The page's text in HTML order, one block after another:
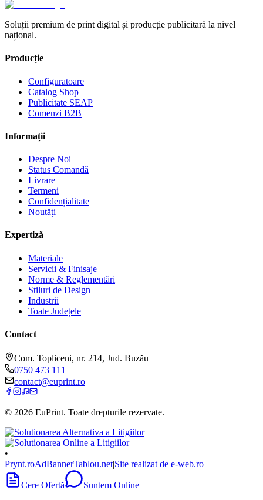
Soluții premium de print digital și producție publicitară la nivel
național.
Producție
Configuratoare
Catalog Shop
Publicitate SEAP
Comenzi B2B
Informații
Despre Noi
Status Comandă
Livrare
Termeni
Confidențialitate
Noutăți
Expertiză
Materiale
Servicii & Finisaje
Norme & Reglementări
Stiluri de Design
Industrii
Toate Județele
Contact
Com. Topliceni, nr. 214, Jud. Buzău
0750 473 111
contact@euprint.ro
© 2026 EuPrint. Toate drepturile rezervate.
•
Prynt.roAdBannerTablou.net|Site realizat de e-web.ro
Cere Ofertă Suntem Online